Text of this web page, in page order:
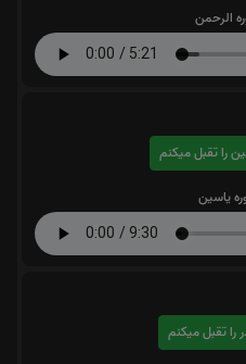
الرحمن
یاسین